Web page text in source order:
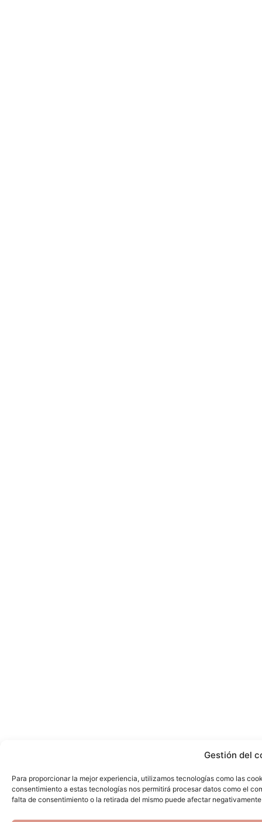
Gestión del
Para proporcionar la mejor experiencia, utilizamos tecnologías como las
consentimiento a estas tecnologías nos permitirá procesar datos como el
falta de consentimiento o la retirada del mismo puede afectar